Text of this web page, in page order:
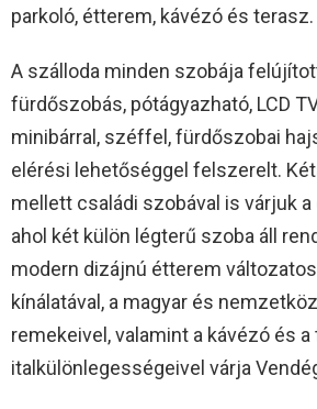
parkoló, étterem, kávézó és terasz.
A szálloda minden szobája
fürdőszobás, pótágyazható, LCD
minibárral, széffel, fürdőszobai
elérési lehetőséggel felszerelt.
mellett családi szobával is várjuk
ahol két külön légterű szoba áll
modern dizájnú étterem
kínálatával, a magyar és
remekeivel, valamint a kávézó és a
italkülönlegességeivel várja